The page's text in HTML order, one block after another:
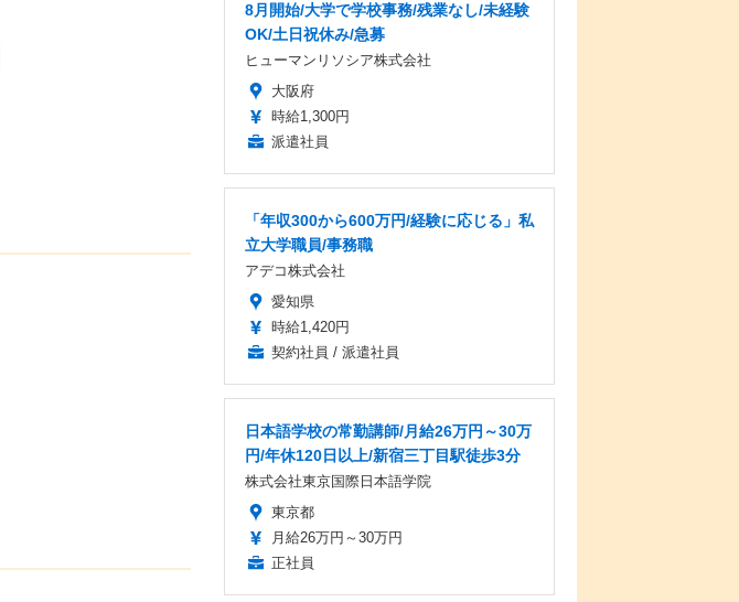
8月開始/大学で学校事務/残業なし/未経験
OK/土日祝休み/急募
ヒューマンリソシア株式会社
大阪府
時給1,300円
派遣社員
「年収300から600万円/経験に応じる」私
立大学職員/事務職
アデコ株式会社
愛知県
時給1,420円
契約社員 / 派遣社員
日本語学校の常勤講師/月給26万円～30万
円/年休120日以上/新宿三丁目駅徒歩3分
株式会社東京国際日本語学院
東京都
月給26万円～30万円
正社員